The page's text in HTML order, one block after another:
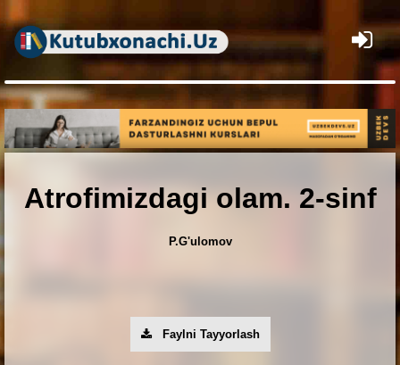
×
Atrofimizdagi olam. 2-sinf
P.G'ulomov
Faylni Tayyorlash